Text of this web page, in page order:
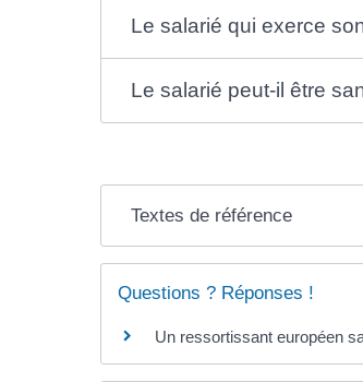
Le salarié qui exerce
Le salarié peut-il être
Textes de référence
Questions ? Réponses !
Un ressortissant européen